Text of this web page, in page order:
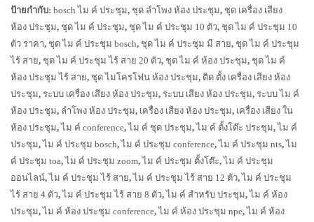
ป้ายกำกับ: bosch ไม ค์ ประชุม, ชุด ลำโพง ห้อง ประชุม, ชุด เครื่อง เสียง
ห้อง ประชุม, ชุด ไม ค์ ประชุม, ชุด ไม ค์ ประชุม 10 ตัว, ชุด ไม ค์ ประชุม 10
ตัว ราคา, ชุด ไม ค์ ประชุม bosch, ชุด ไม ค์ ประชุม มี สาย, ชุด ไม ค์ ประชุม
ไร้ สาย, ชุด ไม ค์ ประชุม ไร้ สาย 20 ตัว, ชุด ไม ค์ ห้อง ประชุม, ชุด ไม ค์
ห้อง ประชุม ไร้ สาย, ชุด ไมโครโฟน ห้อง ประชุม, ติด ตั้ง เครื่อง เสียง ห้อง
ประชุม, ระบบ เครื่อง เสียง ห้อง ประชุม, ระบบ เสียง ห้อง ประชุม, ระบบ ไม ค์
ห้อง ประชุม, ลำโพง ห้อง ประชุม, เครื่อง เสียง ห้อง ประชุม, เครื่อง เสียง ใน
ห้อง ประชุม,ไม ค์ conference,ไม ค์ ชุด ประชุม,ไม ค์ ตั้งโต๊ะ ประชุม,ไม ค์
ประชุม,ไม ค์ ประชุม bosch,ไม ค์ ประชุม conference,ไม ค์ ประชุม nts,ไม
ค์ ประชุม toa,ไม ค์ ประชุม zoom,ไม ค์ ประชุม ตั้งโต๊ะ,ไม ค์ ประชุม
ออนไลน์,ไม ค์ ประชุม ไร้ สาย,ไม ค์ ประชุม ไร้ สาย 12 ตัว,ไม ค์ ประชุม
ไร้ สาย 4 ตัว,ไม ค์ ประชุม ไร้ สาย 8 ตัว,ไม ค์ สำหรับ ประชุม,ไม ค์ ห้อง
ประชุม,ไม ค์ ห้อง ประชุม conference,ไม ค์ ห้อง ประชุม npe,ไม ค์ ห้อง